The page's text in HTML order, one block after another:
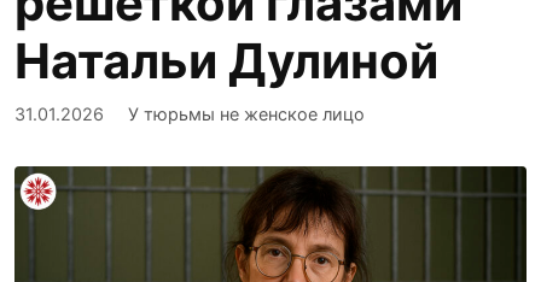
Натальи Дулиной
31.01.2026 У тюрьмы не женское лицо